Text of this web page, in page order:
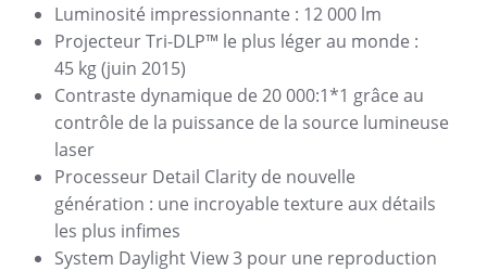
Luminosité impressionnante : 12 000 lm
Projecteur Tri-DLP™ le plus léger au monde :
45 kg (juin 2015)
Contraste dynamique de 20 000:1*1 grâce au
contrôle de la puissance de la source lumineuse
laser
Processeur Detail Clarity de nouvelle
génération : une incroyable texture aux détails
les plus infimes
System Daylight View 3 pour une reproduction